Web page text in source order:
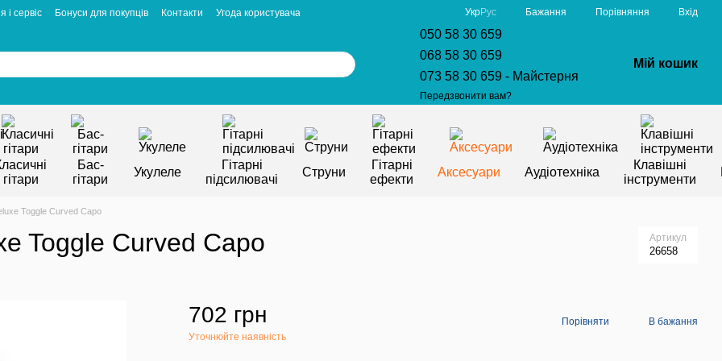
і сервіс Бонуси для покупців Контакти
Угода користувача
УкрРус Бажання Порівняння Вхід
050 58 30 659
068 58 30 659
073 58 30 659 - Майстерня
Передзвонити вам?
Мій кошик
гітари
Бас-
гітари
Укулеле
Гітарні
підсилювачі
Струни
Гітарні
ефекти
Аксесуари Аудіотехніка
Клавішні
інструменти
Toggle Curved Capo
Toggle Curved Capo Артикул
26658
702 грн
Уточнюйте наявність
Порівняти В бажання